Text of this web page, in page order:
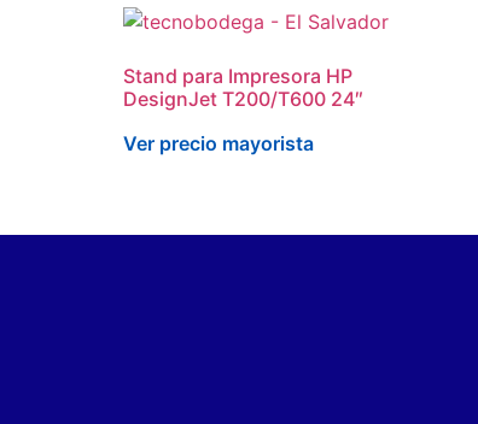
Stand para Impresora HP
DesignJet T200/T600 24″
Ver precio mayorista